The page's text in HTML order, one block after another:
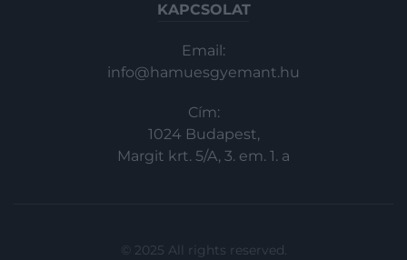
KAPCSOLAT
Email:
info@hamuesgyemant.hu
Cím:
1024 Budapest,
Margit krt. 5/A, 3. em. 1. a
© 2025 All rights reserved.